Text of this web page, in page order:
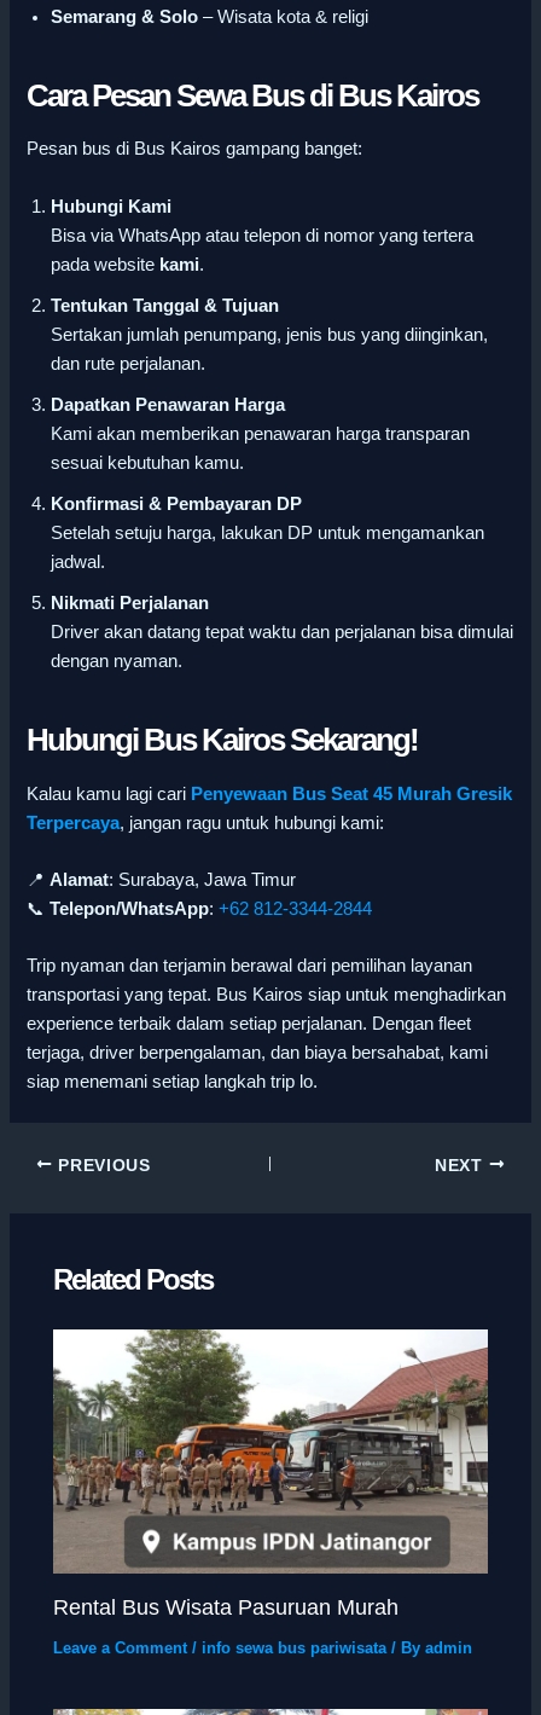
Semarang & Solo – Wisata kota & religi
Cara Pesan Sewa Bus di Bus Kairos
Pesan bus di Bus Kairos gampang banget:
Hubungi Kami
Bisa via WhatsApp atau telepon di nomor yang tertera
pada website kami.
Tentukan Tanggal & Tujuan
Sertakan jumlah penumpang, jenis bus yang diinginkan,
dan rute perjalanan.
Dapatkan Penawaran Harga
Kami akan memberikan penawaran harga transparan
sesuai kebutuhan kamu.
Konfirmasi & Pembayaran DP
Setelah setuju harga, lakukan DP untuk mengamankan
jadwal.
Nikmati Perjalanan
Driver akan datang tepat waktu dan perjalanan bisa dimulai
dengan nyaman.
Hubungi Bus Kairos Sekarang!
Kalau kamu lagi cari Penyewaan Bus Seat 45 Murah Gresik
Terpercaya, jangan ragu untuk hubungi kami:
📍Alamat: Surabaya, Jawa Timur
📞Telepon/WhatsApp:+62 812-3344-2844
Trip nyaman dan terjamin berawal dari pemilihan layanan
transportasi yang tepat. Bus Kairos siap untuk menghadirkan
experience terbaik dalam setiap perjalanan. Dengan fleet
terjaga, driver berpengalaman, dan biaya bersahabat, kami
siap menemani setiap langkah trip lo.
PREVIOUS NEXT
Related Posts
Rental Bus Wisata Pasuruan Murah
Leave a Comment / info sewa bus pariwisata/ Byadmin